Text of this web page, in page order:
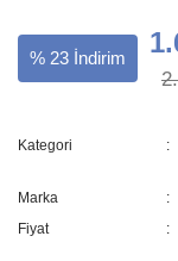
% 23 İndirim
Kategori
Marka
Fiyat